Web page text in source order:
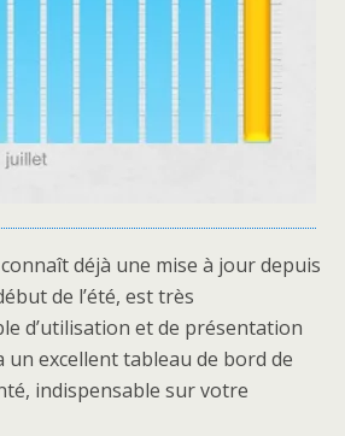
déjà une mise à jour depuis
de l’été, est très
d’utilisation et de présentation
excellent tableau de bord de
indispensable sur votre